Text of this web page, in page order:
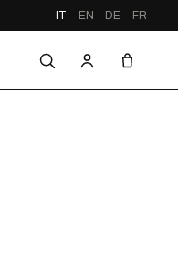
IT EN DE FR